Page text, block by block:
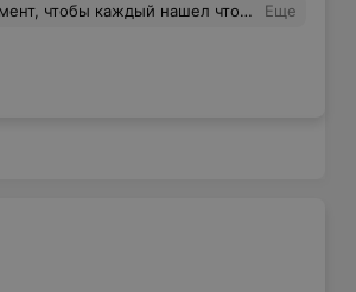
и вежливые продавцы всегда подскажут, что повкуснее)) Еще